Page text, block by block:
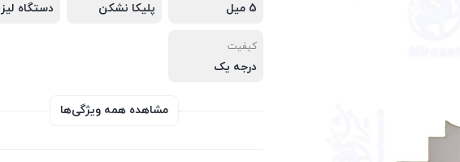
5 میل پلیکا نشکن دستگاه
کیفیت
درجه یک
مشاهده همه ویژگی‌ها